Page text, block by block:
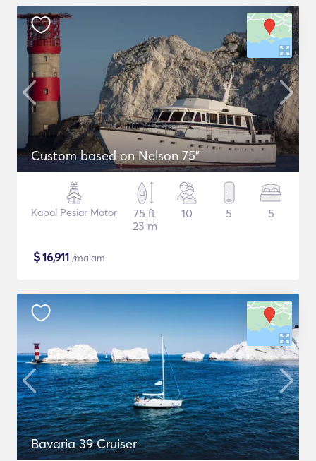
Custom based on Nelson 75"
Kapal Pesiar Motor
75 ft
23 m
10 5 5
$16,911 /malam
Bavaria 39 Cruiser